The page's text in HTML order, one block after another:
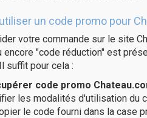
un code promo pour
votre commande sur le site
encore "code réduction" est
suffit pour cela :
code promo
les modalités d'utilisation du
le code fourni dans la case